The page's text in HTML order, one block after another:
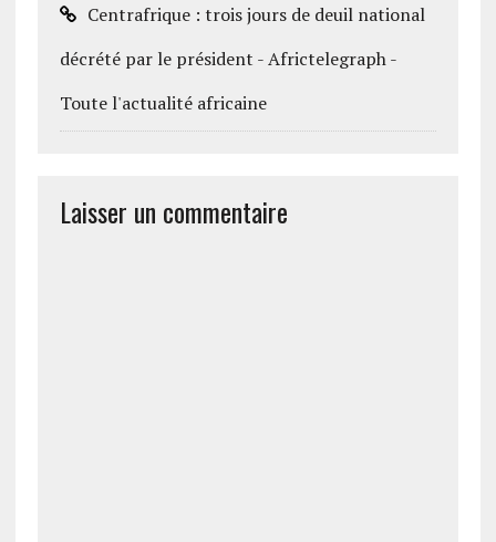
Centrafrique : trois jours de deuil national
décrété par le président - Africtelegraph -
Toute l'actualité africaine
Laisser un commentaire